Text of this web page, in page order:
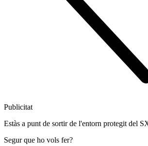
Publicitat
Estàs a punt de sortir de l'entorn protegit del
Segur que ho vols fer?